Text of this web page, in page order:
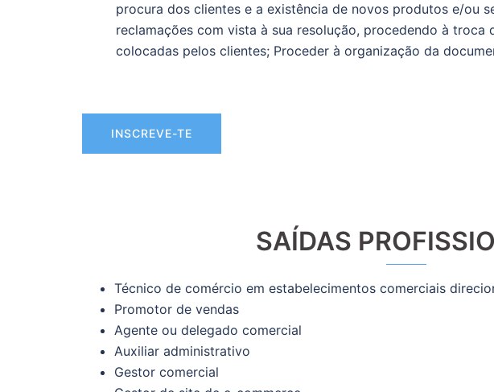
procura dos clientes e a existência de novos produtos e/ou
reclamações com vista à sua resolução, procedendo à
colocadas pelos clientes; Proceder à organização da
INSCREVE-TE
SAÍDAS
Técnico de comércio em estabelecimentos comerciais
Promotor de vendas
Agente ou delegado comercial
Auxiliar administrativo
Gestor comercial